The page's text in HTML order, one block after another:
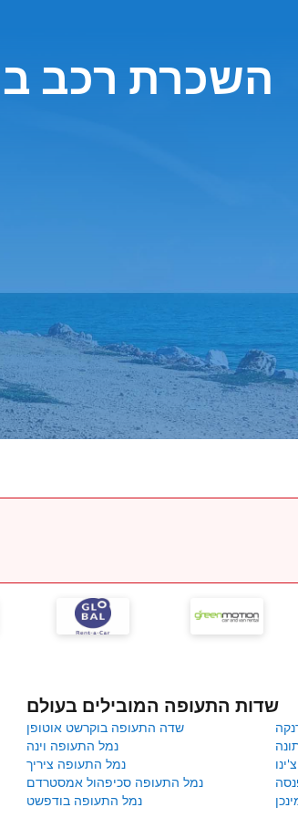
השכרת רכב ב
שדות התעופה המובילים בעולם
שדה התעופה בוקרשט אוטופן
נמל התעופה וינה
נמל התעופה ציריך
נמל התעופה סכיפהול אמסטרדם
נמל התעופה בודפשט